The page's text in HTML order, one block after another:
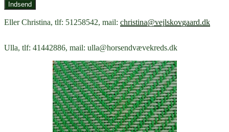
Indsend
Eller Christina, tlf: 51258542, mail: christina@vejlskovgaard.dk
Ulla, tlf: 41442886, mail: ulla@horsendvævekreds.dk